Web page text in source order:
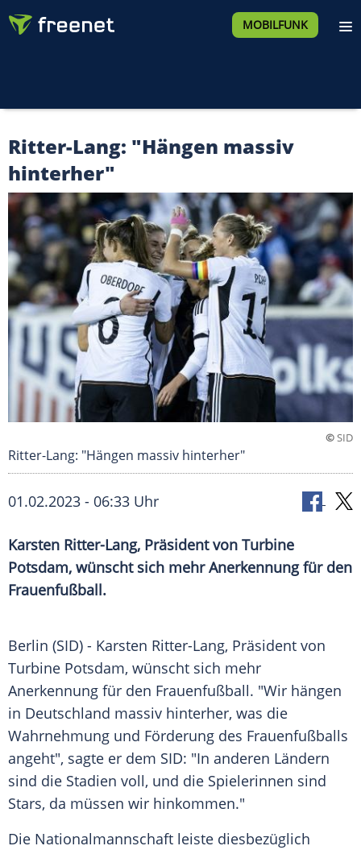
MOBILFUNK
Ritter-Lang: "Hängen massiv
hinterher"
©SID
Ritter-Lang: "Hängen massiv hinterher"
01.02.2023 - 06:33 Uhr
Karsten Ritter-Lang, Präsident von Turbine
Potsdam, wünscht sich mehr Anerkennung für den
Frauenfußball.
Berlin (SID) - Karsten Ritter-Lang, Präsident von
Turbine Potsdam, wünscht sich mehr
Anerkennung für den Frauenfußball. "Wir hängen
in Deutschland massiv hinterher, was die
Wahrnehmung und Förderung des Frauenfußballs
angeht", sagte er dem SID: "In anderen Ländern
sind die Stadien voll, und die Spielerinnen sind
Stars, da müssen wir hinkommen."
Die Nationalmannschaft leiste diesbezüglich